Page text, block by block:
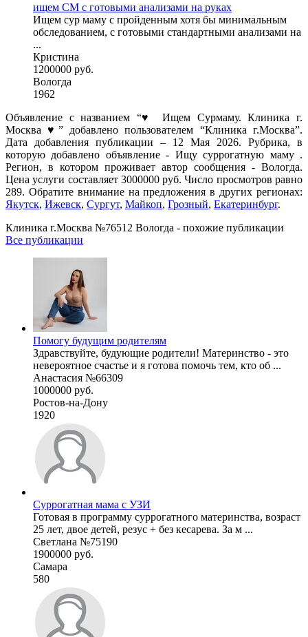
ищем СМ с готовыми анализами на руках
Ищем сур маму с пройденным хотя бы минимальным
обследованием, с готовыми стандартными анализами на
...
Кристина
1200000 руб.
Вологда
1962
Объявление с названием “♥️ Ищем Сурмаму. Клиника г.
Москва ♥️” добавлено пользователем “Клиника г.Москва”.
Дата добавления публикации – 12 Мая 2026. Рубрика, в
которую добавлено объявление - Ищу суррогатную маму .
Регион, в котором проживает автор сообщения - Вологда.
Цена услуги составляет 3000000 руб. Число просмотров равно
289. Обратите внимание на предложения в других регионах:
Якутск, Ижевск, Сургут, Майкоп, Грозный, Екатеринбург.
Клиника г.Москва №76512 Вологда - похожие публикации
Все публикации
Помогу будущим родителям
Здравствуйте, будующие родители! Материнство - это
невероятное счастье и я готова помочь тем, кто об ...
Анастасия №66309
1000000 руб.
Ростов-на-Дону
1920
Суррогатная мама с УЗИ
Готовая в программу суррогатного материнства, возраст
25 лет, двое детей, резус + без кесарева. За м ...
Светлана №75190
1900000 руб.
Самара
580